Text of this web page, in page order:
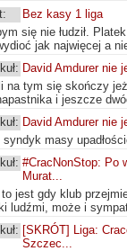
Bez kasy 1 liga
się nie łudził.
jak najwięcej a
David Amdurer nie
na tym się skończy
i jeszcze
David Amdurer nie
syndyk masy
#CracNonStop: Po
Murat...
jest gdy klub
ludźmi, może i
[SKRÓT] Liga:
Szczec...